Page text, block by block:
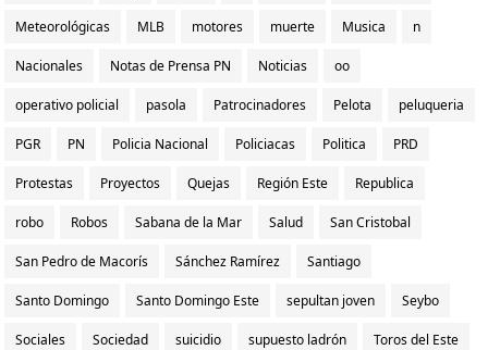
Meteorológicas MLB motores muerte Musica n
Nacionales Notas de Prensa PN Noticias oo
operativo policial pasola Patrocinadores Pelota peluqueria
PGR PN Policia Nacional Policiacas Politica PRD
Protestas Proyectos Quejas Región Este Republica
robo Robos Sabana de la Mar Salud San Cristobal
San Pedro de Macorís Sánchez Ramírez Santiago
Santo Domingo Santo Domingo Este sepultan joven Seybo
Sociales Sociedad suicidio supuesto ladrón Toros del Este